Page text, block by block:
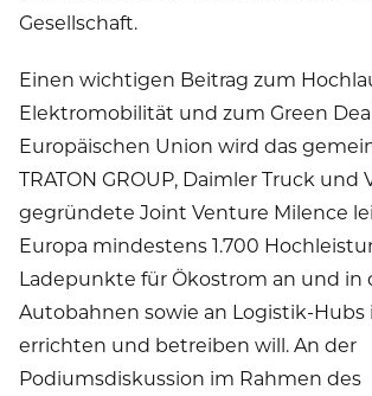
Gesellschaft.
Einen wichtigen Beitrag zum
Elektromobilität und zum Green
Europäischen Union wird das
TRATON GROUP, Daimler Truck und
gegründete Joint Venture Milence
Europa mindestens 1.700
Ladepunkte für Ökostrom an und in
Autobahnen sowie an Logistik-Hubs
errichten und betreiben will. An der
Podiumsdiskussion im Rahmen des